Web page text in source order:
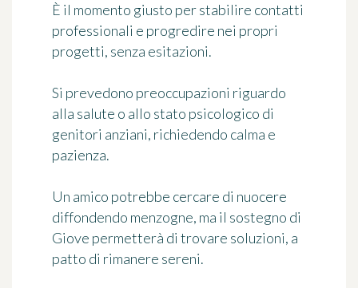
È il momento giusto per stabilire contatti
professionali e progredire nei propri
progetti, senza esitazioni.
Si prevedono preoccupazioni riguardo
alla salute o allo stato psicologico di
genitori anziani, richiedendo calma e
pazienza.
Un amico potrebbe cercare di nuocere
diffondendo menzogne, ma il sostegno di
Giove permetterà di trovare soluzioni, a
patto di rimanere sereni.